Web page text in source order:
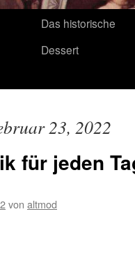
Das historische
Dessert
23, 2022
für jeden
von altmod